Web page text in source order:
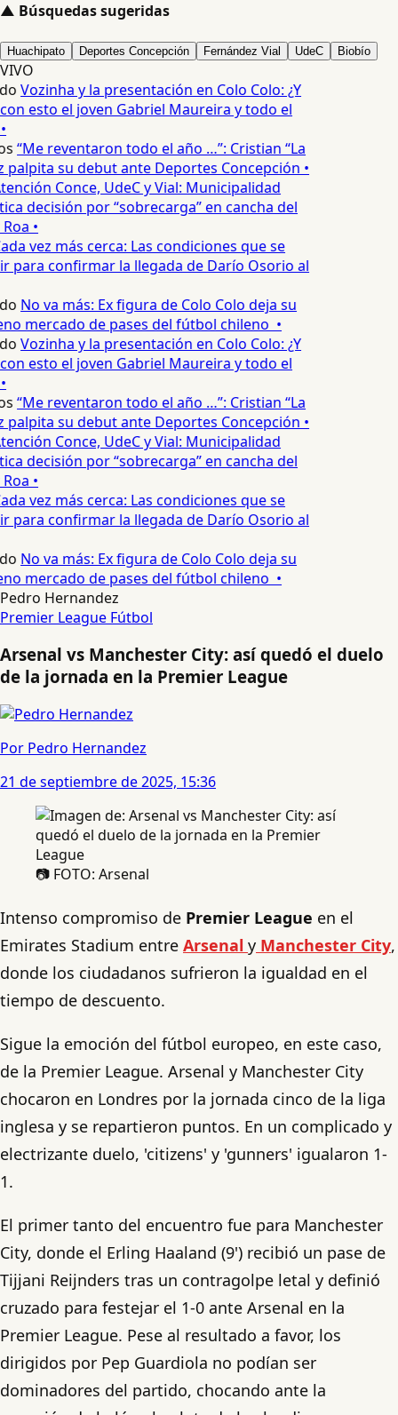
▲ Búsquedas sugeridas
Huachipato Deportes Concepción Fernández Vial UdeC Biobío
VIVO
Vozinha y la presentación en Colo Colo: ¿Y
esto el joven Gabriel Maureira y todo el
“Me reventaron todo el año …”: Cristian “La
palpita su debut ante Deportes Concepción •
Conce, UdeC y Vial: Municipalidad
decisión por “sobrecarga” en cancha del
•
vez más cerca: Las condiciones que se
para confirmar la llegada de Darío Osorio al
No va más: Ex figura de Colo Colo deja su
mercado de pases del fútbol chileno •
Vozinha y la presentación en Colo Colo: ¿Y
esto el joven Gabriel Maureira y todo el
“Me reventaron todo el año …”: Cristian “La
palpita su debut ante Deportes Concepción •
Conce, UdeC y Vial: Municipalidad
decisión por “sobrecarga” en cancha del
•
vez más cerca: Las condiciones que se
para confirmar la llegada de Darío Osorio al
No va más: Ex figura de Colo Colo deja su
mercado de pases del fútbol chileno •
Pedro Hernandez
Premier League Fútbol
Arsenal vs Manchester City: así quedó el duelo
de la jornada en la Premier League
Por Pedro Hernandez
21 de septiembre de 2025, 15:36
📷 FOTO: Arsenal
Intenso compromiso de Premier League en el
Emirates Stadium entre Arsenal y Manchester City,
donde los ciudadanos sufrieron la igualdad en el
tiempo de descuento.
Sigue la emoción del fútbol europeo, en este caso,
de la Premier League. Arsenal y Manchester City
chocaron en Londres por la jornada cinco de la liga
inglesa y se repartieron puntos. En un complicado y
electrizante duelo, 'citizens' y 'gunners' igualaron 1-
1.
El primer tanto del encuentro fue para Manchester
City, donde el Erling Haaland (9') recibió un pase de
Tijjani Reijnders tras un contragolpe letal y definió
cruzado para festejar el 1-0 ante Arsenal en la
Premier League. Pese al resultado a favor, los
dirigidos por Pep Guardiola no podían ser
dominadores del partido, chocando ante la